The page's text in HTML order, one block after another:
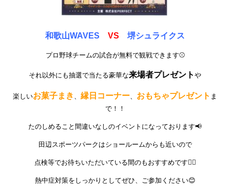
和歌山WAVES VS 堺シュライクス
プロ野球チームの試合が無料で観戦できます⚾
それ以外にも抽選で当たる豪華な来場者プレゼント や
楽しいお菓子まき 縁日コーナー おもちゃプレゼント ま
で！！
たのしめること間違いなしのイベントになっております📢
田辺スポーツパークはショールームからも近いので
点検等でお待ちいただいている間のもおすすめです💁‍♀️
熱中症対策をしっかりとしてぜひ、ご参加ください😊